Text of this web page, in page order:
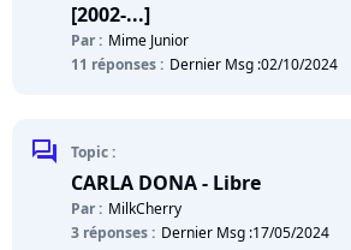
[2002-...]
Par : Mime Junior
11 réponses : Dernier Msg :02/10/2024
chat Topic :
CARLA DONA - Libre
Par : MilkCherry
3 réponses : Dernier Msg :17/05/2024